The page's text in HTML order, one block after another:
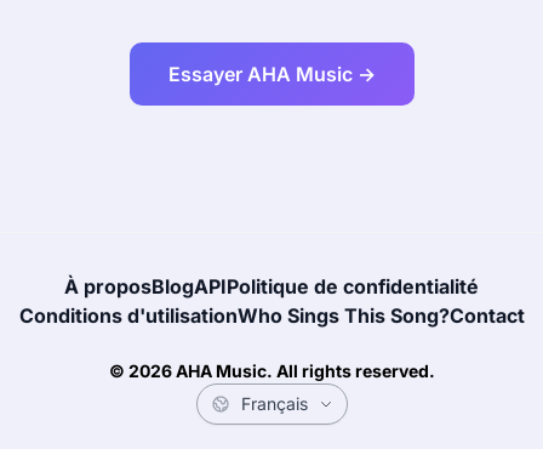
Essayer AHA Music →
À proposBlogAPIPolitique de confidentialité
Conditions d'utilisationWho Sings This Song?Contact
© 2026 AHA Music. All rights reserved.